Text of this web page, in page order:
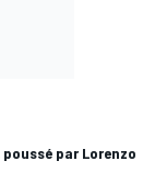
par Lorenzo